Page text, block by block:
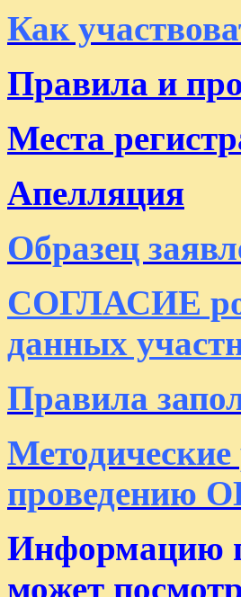
Как
Правила и
Места
Апелляция
Образец
СОГЛАСИЕ
данных
Правила
проведению
Информацию
может